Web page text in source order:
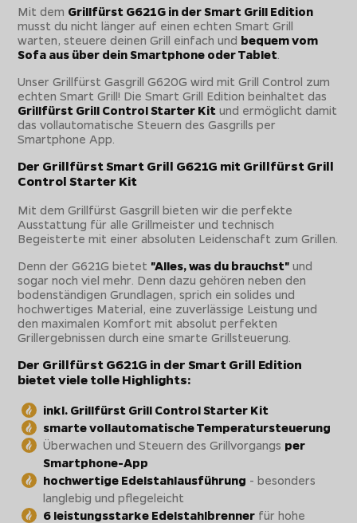
Mit dem Grillfürst G621G in der Smart Grill Edition
musst du nicht länger auf einen echten Smart Grill
warten, steuere deinen Grill einfach und bequem vom
Sofa aus über dein Smartphone oder Tablet
Unser Grillfürst Gasgrill G620G wird mit Grill Control zum
echten Smart Grill! Die Smart Grill Edition beinhaltet das
Grillfürst Grill Control Starter Kit und ermöglicht damit
das vollautomatische Steuern des Gasgrills per
Smartphone App.
Der Grillfürst Smart Grill G621G mit Grillfürst Grill
Control Starter Kit
Mit dem Grillfürst Gasgrill bieten wir die perfekte
Ausstattung für alle Grillmeister und technisch
Begeisterte mit einer absoluten Leidenschaft zum Grillen.
Denn der G621G bietet "Alles, was du brauchst" und
sogar noch viel mehr. Denn dazu gehören neben den
bodenständigen Grundlagen, sprich ein solides und
hochwertiges Material, eine zuverlässige Leistung und
den maximalen Komfort mit absolut perfekten
Grillergebnissen durch eine smarte Grillsteuerung.
Der Grillfürst G621G in der Smart Grill Edition
bietet viele tolle Highlights:
inkl. Grillfürst Grill Control Starter Kit
smarte vollautomatische Temperatursteuerung
Überwachen und Steuern des Grillvorgangs per
Smartphone-App
hochwertige Edelstahlausführung - besonders
langlebig und pflegeleicht
6 leistungsstarke Edelstahlbrenner für hohe